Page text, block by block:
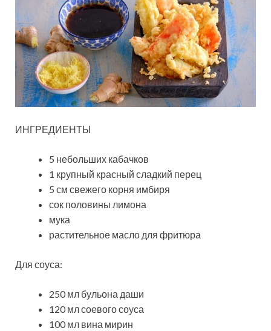
ИНГРЕДИЕНТЫ
5 небольших кабачков
1 крупный красный сладкий перец
5 см свежего корня имбиря
сок половины лимона
мука
растительное масло для фритюра
Для соуса:
250 мл бульона даши
120 мл соевого соуса
100 мл вина мирин